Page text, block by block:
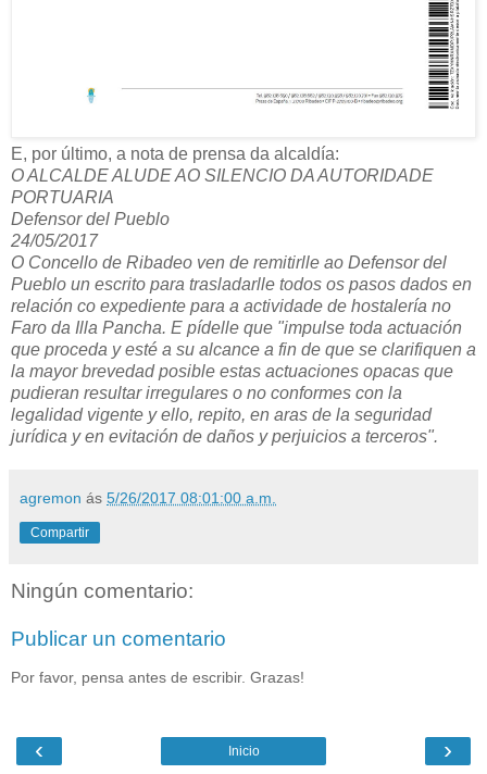
E, por último, a nota de prensa da alcaldía:
O ALCALDE ALUDE AO SILENCIO DA AUTORIDADE
PORTUARIA
Defensor del Pueblo
24/05/2017
O Concello de Ribadeo ven de remitirlle ao Defensor del
Pueblo un escrito para trasladarlle todos os pasos dados en
relación co expediente para a actividade de hostalería no
Faro da Illa Pancha. E pídelle que "impulse toda actuación
que proceda y esté a su alcance a fin de que se clarifiquen a
la mayor brevedad posible estas actuaciones opacas que
pudieran resultar irregulares o no conformes con la
legalidad vigente y ello, repito, en aras de la seguridad
jurídica y en evitación de daños y perjuicios a terceros".
agremon ás 5/26/2017 08:01:00 a.m.
Compartir
Ningún comentario:
Publicar un comentario
Por favor, pensa antes de escribir. Grazas!
‹ ›
Inicio